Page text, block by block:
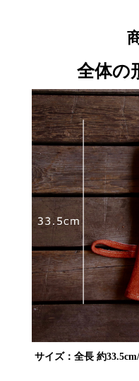
全体の
サイズ：全長 約